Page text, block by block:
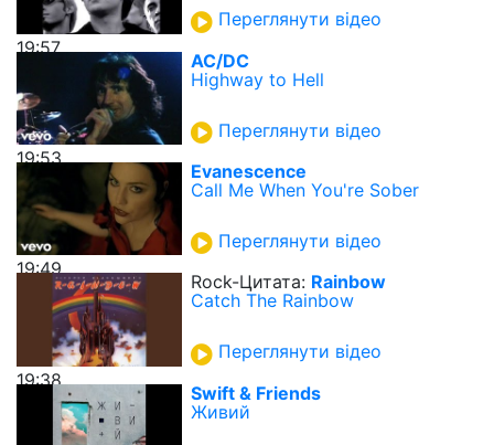
19:57
Переглянути відео
19:53
AC/DC
Highway to Hell
Переглянути відео
19:49
Evanescence
Call Me When You're Sober
Переглянути відео
19:38
Rock-Цитата: Rainbow
Catch The Rainbow
Переглянути відео
Swift & Friends
Живий